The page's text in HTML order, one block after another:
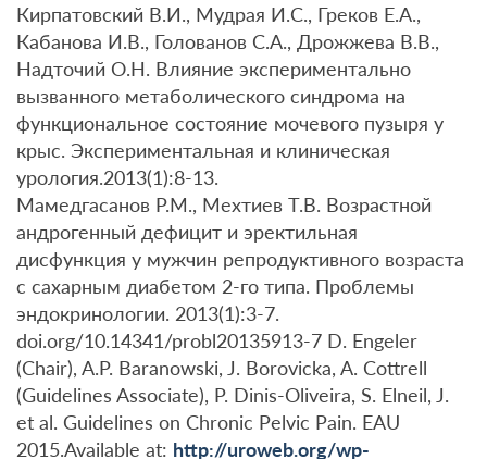
Кирпатовский В.И., Мудрая И.С., Греков Е.А.,
Кабанова И.В., Голованов С.А., Дрожжева В.В.,
Надточий О.Н. Влияние экспериментально
вызванного метаболического синдрома на
функциональное состояние мочевого пузыря у
крыс. Экспериментальная и клиническая
урология.2013(1):8-13.
Мамедгасанов Р.М., Мехтиев Т.В. Возрастной
андрогенный дефицит и эректильная
дисфункция у мужчин репродуктивного возраста
с сахарным диабетом 2-го типа. Проблемы
эндокринологии. 2013(1):3-7.
doi.org/10.14341/probl20135913-7 D. Engeler
(Chair), A.P. Baranowski, J. Borovicka, A. Cottrell
(Guidelines Associate), P. Dinis-Oliveira, S. Elneil, J.
et al. Guidelines on Chronic Pelvic Pain. EAU
2015.Available at: http://uroweb.org/wp-